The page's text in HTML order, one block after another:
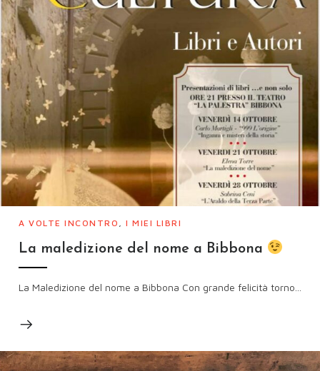
A VOLTE INCONTRO , I MIEI LIBRI
La maledizione del nome a Bibbona
La Maledizione del nome a Bibbona Con grande felicità torno...